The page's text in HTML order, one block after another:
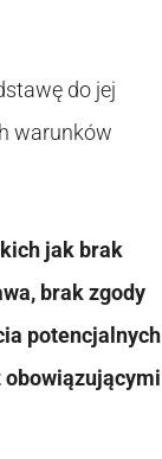
do jej
warunków
jak brak
brak zgody
potencjalnych
obowiązującymi